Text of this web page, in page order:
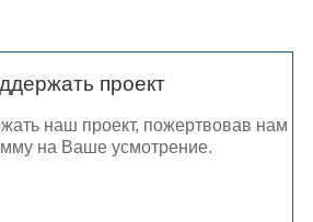
проект
наш проект, пожертвовав нам
на Ваше усмотрение.